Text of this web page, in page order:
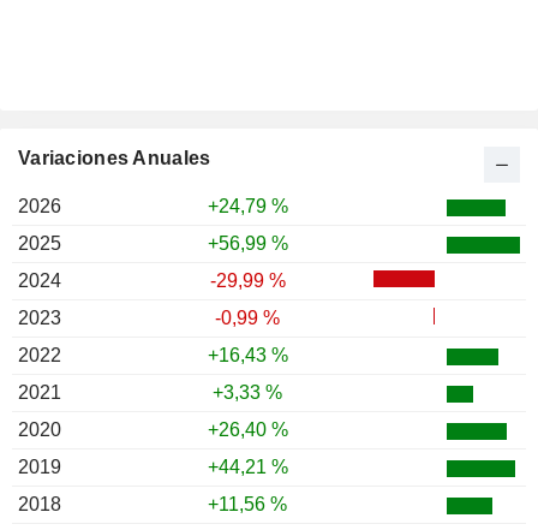
Variaciones Anuales
2026
+24,79 %
2025
+56,99 %
2024
-29,99 %
2023
-0,99 %
2022
+16,43 %
2021
+3,33 %
2020
+26,40 %
2019
+44,21 %
2018
+11,56 %